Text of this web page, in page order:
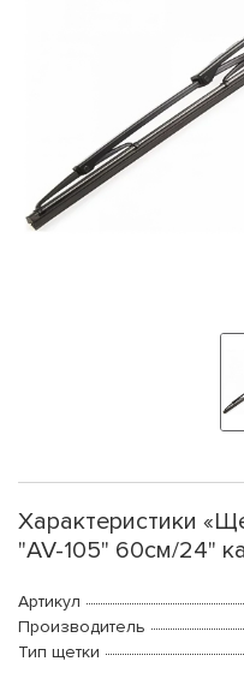
Характеристики
"AV-105" 60см/24"
Артикул
Производитель
Тип щетки